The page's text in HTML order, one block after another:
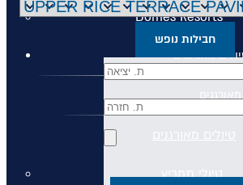
Domes Resorts
מאורגנים
מאורגנים
טיולים מאורגנים
טיולי תמריץ
חבילות נופש